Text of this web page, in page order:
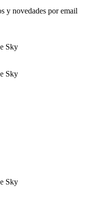
y novedades por email